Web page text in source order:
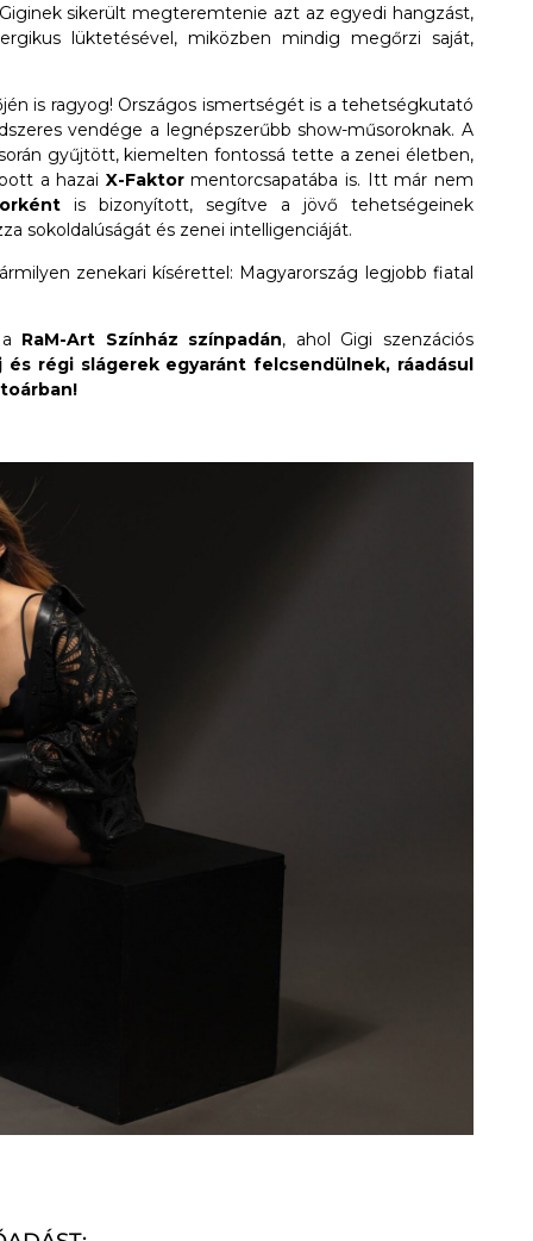
sikerült megteremtenie azt az egyedi hangzást,
lüktetésével, miközben mindig megőrzi saját,
is ragyog! Országos ismertségét is a tehetségkutató
vendége a legnépszerűbb show-műsoroknak. A
gyűjtött, kiemelten fontossá tette a zenei életben,
a hazai X-Faktormentorcsapatába is. Itt már nem
is bizonyított, segítve a jövő tehetségeinek
sokoldalúságát és zenei intelligenciáját.
zenekari kísérettel: Magyarország legjobb fiatal
RaM-Art Színház színpadán, ahol Gigi szenzációs
és régi slágerek egyaránt felcsendülnek, ráadásul